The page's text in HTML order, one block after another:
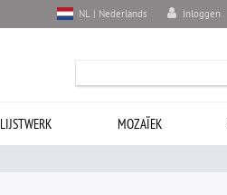
Inloggen
NL | Nederlands
LIJSTWERK MOZAÏEK